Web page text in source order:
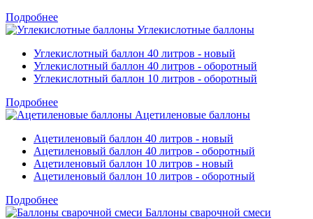
Подробнее
Углекислотные баллоны
Углекислотный баллон 40 литров - новый
Углекислотный баллон 40 литров - оборотный
Углекислотный баллон 10 литров - оборотный
Подробнее
Ацетиленовые баллоны
Ацетиленовый баллон 40 литров - новый
Ацетиленовый баллон 40 литров - оборотный
Ацетиленовый баллон 10 литров - новый
Ацетиленовый баллон 10 литров - оборотный
Подробнее
Баллоны сварочной смеси